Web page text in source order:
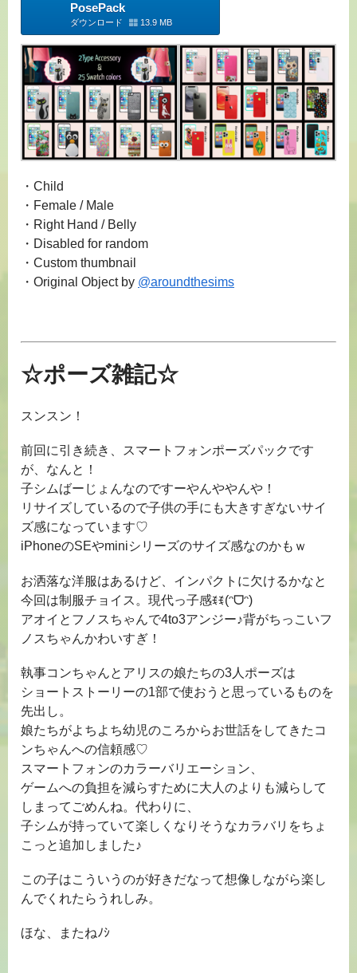
PosePack
ダウンロード 13.9 MB
・Child
・Female / Male
・Right Hand / Belly
・Disabled for random
・Custom thumbnail
・Original Object by @aroundthesims
☆ポーズ雑記☆
スンスン！
前回に引き続き、スマートフォンポーズパックです
が、なんと！
子シムばーじょんなのですーやんややんや！
リサイズしているので子供の手にも大きすぎないサイ
ズ感になっています♡
iPhoneのSEやminiシリーズのサイズ感なのかもｗ
お洒落な洋服はあるけど、インパクトに欠けるかなと
今回は制服チョイス。現代っ子感ꉂꉂ(ᵔᗜᵔ)
アオイとフノスちゃんで4to3アンジー♪背がちっこいフ
ノスちゃんかわいすぎ！
執事コンちゃんとアリスの娘たちの3人ポーズは
ショートストーリーの1部で使おうと思っているものを
先出し。
娘たちがよちよち幼児のころからお世話をしてきたコ
ンちゃんへの信頼感♡
スマートフォンのカラーバリエーション、
ゲームへの負担を減らすために大人のよりも減らして
しまってごめんね。代わりに、
子シムが持っていて楽しくなりそうなカラバリをちょ
こっと追加しました♪
この子はこういうのが好きだなって想像しながら楽し
んでくれたらうれしみ。
ほな、またねﾉｼ